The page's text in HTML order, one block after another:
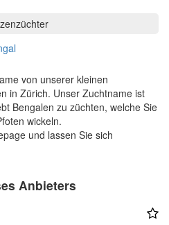
von unserer kleinen
in Zürich. Unser Zuchtname ist
Bengalen zu züchten, welche Sie
wickeln.
und lassen Sie sich
Anbieters